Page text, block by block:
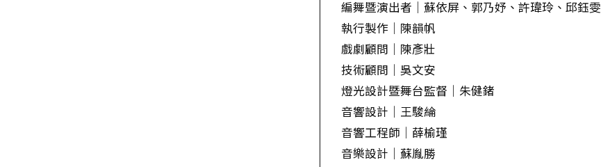
編舞暨演出者｜蘇依屏、郭乃妤、許瑋玲、邱鈺雯
執行製作｜陳韻帆
戲劇顧問｜陳彥壯
技術顧問｜吳文安
燈光設計暨舞台監督｜朱健鍺
音響設計｜王駿綸
音響工程師｜薛榆瑾
音樂設計｜蘇胤勝